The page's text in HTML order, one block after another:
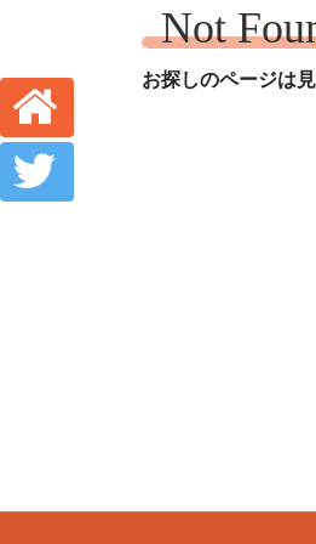
Not
お探しのページは